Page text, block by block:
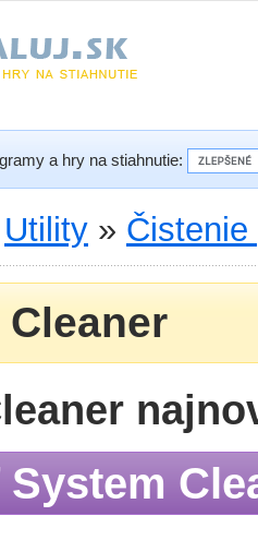
a hry na stiahnutie:
Utility »